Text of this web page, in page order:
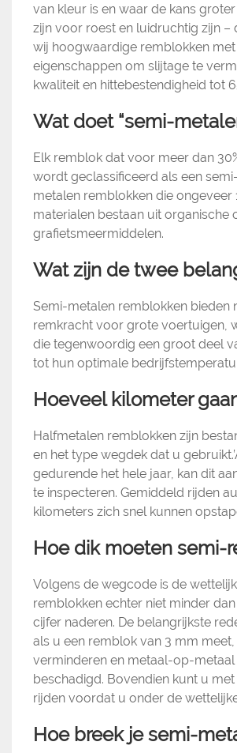
van kleur is en waar de kans
zijn voor roest en luidruchtig zijn
wij hoogwaardige remblokken
eigenschappen om slijtage te
kwaliteit en hittebestendigheid tot
Wat doet “semi-
Elk remblok dat voor meer dan
wordt geclassificeerd als een
metalen remblokken die
materialen bestaan ​​uit
grafietsmeermiddelen.
Wat zijn de twee
Semi-metalen remblokken bieden
remkracht voor grote voertuigen,
die tegenwoordig een groot deel
tot hun optimale
Hoeveel kilometer
Halfmetalen remblokken zijn
en het type wegdek dat u
gedurende het hele jaar, kan dit
te inspecteren. Gemiddeld rijden
kilometers zich snel kunnen
Hoe dik moeten semi-
Volgens de wegcode is de
remblokken echter niet minder
cijfer naderen. De belangrijkste
als u een remblok van 3 mm
verminderen en metaal-op-
beschadigd. Bovendien kunt u
rijden voordat u onder de
Hoe breek je semi-